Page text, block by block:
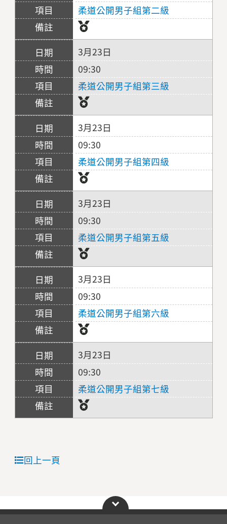
柔道公開男子組第二級
3月23日
09:30
柔道公開男子組第三級
3月23日
09:30
柔道公開男子組第四級
3月23日
09:30
柔道公開男子組第五級
3月23日
09:30
柔道公開男子組第六級
3月23日
09:30
柔道公開男子組第七級
回上一頁